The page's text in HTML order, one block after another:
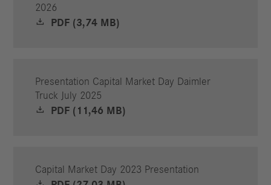
2026
PDF (3,74 MB)
Presentation Capital Market Day Daimler
Truck July 2025
PDF (11,46 MB)
Capital Market Day 2023 Presentation